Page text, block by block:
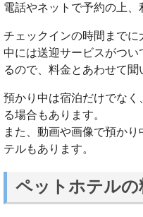
電話やネットで予約の上、
チェックインの時間までに
中には送迎サービスがつ
るので、料金とあわせて聞
預かり中は宿泊だけでな
る場合もあります。
また、動画や画像で預か
テルもあります。
ペットホテルの